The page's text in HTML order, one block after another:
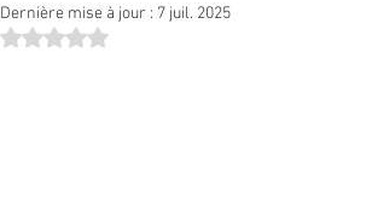
Dernière mise à jour : 7 juil. 2025
Noté NaN étoiles sur 5.